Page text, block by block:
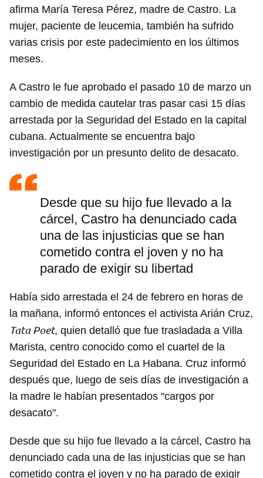
afirma María Teresa Pérez, madre de Castro. La
mujer, paciente de leucemia, también ha sufrido
varias crisis por este padecimiento en los últimos
meses.
A Castro le fue aprobado el pasado 10 de marzo un
cambio de medida cautelar tras pasar casi 15 días
arrestada por la Seguridad del Estado en la capital
cubana. Actualmente se encuentra bajo
investigación por un presunto delito de desacato.
Desde que su hijo fue llevado a la
cárcel, Castro ha denunciado cada
una de las injusticias que se han
cometido contra el joven y no ha
parado de exigir su libertad
Había sido arrestada el 24 de febrero en horas de
la mañana, informó entonces el activista Arián Cruz,
Tata Poet, quien detalló que fue trasladada a Villa
Marista, centro conocido como el cuartel de la
Seguridad del Estado en La Habana. Cruz informó
después que, luego de seis días de investigación a
la madre le habían presentados "cargos por
desacato".
Desde que su hijo fue llevado a la cárcel, Castro ha
denunciado cada una de las injusticias que se han
cometido contra el joven y no ha parado de exigir